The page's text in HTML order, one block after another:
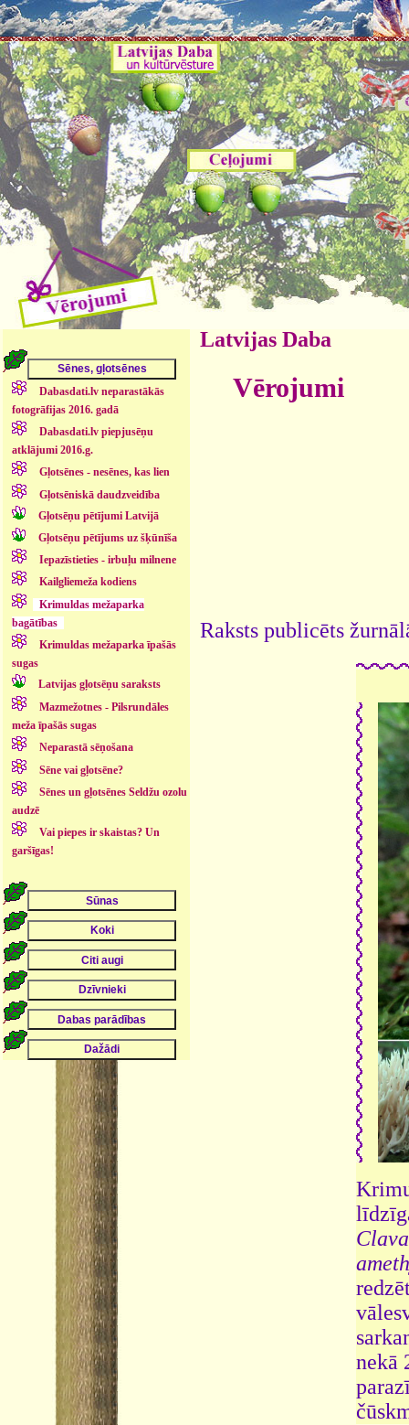
Dabasdati.lv neparastākās
fotogrāfijas 2016. gadā
Dabasdati.lv piepjusēņu
atklājumi 2016.g.
Gļotsēnes - nesēnes, kas lien
Gļotsēniskā daudzveidība
Gļotsēņu pētījumi Latvijā
Gļotsēņu pētījums uz šķūnīša
Iepazīstieties - irbuļu milnene
Kailgliemeža kodiens
Krimuldas mežaparka
bagātības
Krimuldas mežaparka īpašās
sugas
Latvijas gļotsēņu saraksts
Mazmežotnes - Pilsrundāles
meža īpašās sugas
Neparastā sēņošana
Sēne vai gļotsēne?
Sēnes un gļotsēnes Seldžu ozolu
audzē
Vai piepes ir skaistas? Un
garšīgas!
Latvijas Daba
Vērojumi
Raksts publicēts
nekā